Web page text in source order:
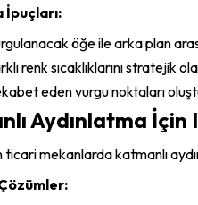
İpuçları:
öğe ile arka plan
renk sıcaklıklarını stratejik
eden vurgu noktaları
Aydınlatma
ticari mekanlarda katmanlı